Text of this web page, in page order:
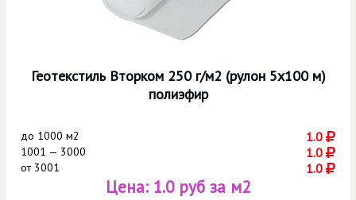
Геотекстиль Вторком 250 г/м2 (рулон 5х100 м)
полиэфир
до 1000 м2 1.0
1001 — 3000 1.0
от3001 1.0
Цена: 1.0 руб за м2